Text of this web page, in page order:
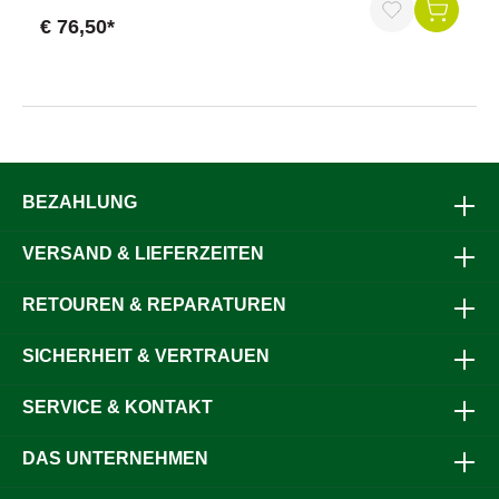
optimal vor Rost geschützt und hält selbst anspruchsvollen
Einsatzbereichen wie Stallanlagen, Werkstätten oder
AußeneinsatzHohe Tragkraft auch bei schweren
NutzungProduktdatenLänge: ca. 716 mmBreite: ca. 568
StahlLieferumfang1 x Tischgestell passend für Spülwanne
W 60Warum das Tischgestell für die Spülwanne W 60?
Basis für die Spülwanne W 60. Die Kombination aus hoher
Höhe sorgt für komfortables und effizientes Arbeiten in
allen Bereichen – von der Tierhaltung über die
Arbeitskomfort steigern und alle Reinigungs- und
€ 76,50*
BEZAHLUNG
VERSAND & LIEFERZEITEN
RETOUREN & REPARATUREN
SICHERHEIT & VERTRAUEN
SERVICE & KONTAKT
DAS UNTERNEHMEN